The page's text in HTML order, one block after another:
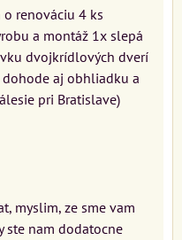
o renováciu 4 ks
a montáž 1x slepá
dvojkrídlových dverí
aj obhliadku a
pri Bratislave)
myslim, ze sme vam
ste nam dodatocne